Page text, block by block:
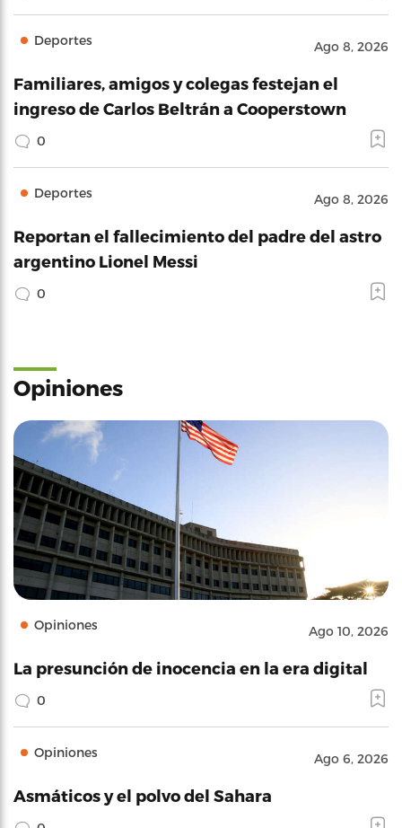
Deportes Ago 8, 2026
Familiares, amigos y colegas festejan el
ingreso de Carlos Beltrán a Cooperstown
0
Deportes Ago 8, 2026
Reportan el fallecimiento del padre del astro
argentino Lionel Messi
0
Opiniones
Opiniones Ago 10, 2026
La presunción de inocencia en la era digital
0
Opiniones Ago 6, 2026
Asmáticos y el polvo del Sahara